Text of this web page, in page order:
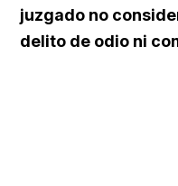
juzgado no
delito de odio ni